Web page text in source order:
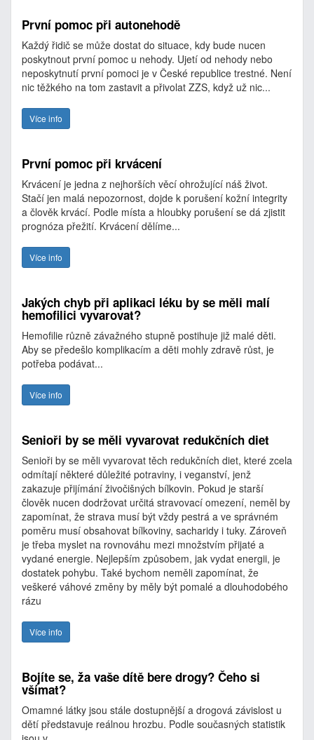
První pomoc při autonehodě
Každý řidič se může dostat do situace, kdy bude nucen
poskytnout první pomoc u nehody. Ujetí od nehody nebo
neposkytnutí první pomoci je v České republice trestné. Není
nic těžkého na tom zastavit a přivolat ZZS, když už nic...
Více info
První pomoc při krvácení
Krvácení je jedna z nejhorších věcí ohrožující náš život.
Stačí jen malá nepozornost, dojde k porušení kožní integrity
a člověk krvácí. Podle místa a hloubky porušení se dá zjistit
prognóza přežití. Krvácení dělíme...
Více info
Jakých chyb při aplikaci léku by se měli malí
hemofilici vyvarovat?
Hemofilie různě závažného stupně postihuje již malé děti.
Aby se předešlo komplikacím a děti mohly zdravě růst, je
potřeba podávat...
Více info
Senioři by se měli vyvarovat redukčních diet
Senioři by se měli vyvarovat těch redukčních diet, které zcela
odmítají některé důležité potraviny, i veganství, jenž
zakazuje přijímání živočišných bílkovin. Pokud je starší
člověk nucen dodržovat určitá stravovací omezení, neměl by
zapomínat, že strava musí být vždy pestrá a ve správném
poměru musí obsahovat bílkoviny, sacharidy i tuky. Zároveň
je třeba myslet na rovnováhu mezi množstvím přijaté a
vydané energie. Nejlepším způsobem, jak vydat energii, je
dostatek pohybu. Také bychom neměli zapomínat, že
veškeré váhové změny by měly být pomalé a dlouhodobého
rázu
Více info
Bojíte se, ža vaše dítě bere drogy? Čeho si
všímat?
Omamné látky jsou stále dostupnější a drogová závislost u
dětí představuje reálnou hrozbu. Podle současných statistik